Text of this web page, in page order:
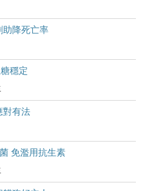
助降死亡率
穩定
對有法
免濫用抗生素